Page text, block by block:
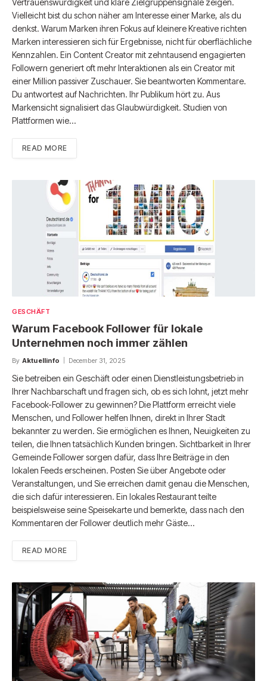
Vertrauenswürdigkeit und klare Zielgruppensignale zeigen.
Vielleicht bist du schon näher am Interesse einer Marke, als du
denkst. Warum Marken ihren Fokus auf kleinere Kreative richten
Marken interessieren sich für Ergebnisse, nicht für oberflächliche
Kennzahlen. Ein Content Creator mit zehntausend engagierten
Followern generiert oft mehr Interaktionen als ein Creator mit
einer Million passiver Zuschauer. Sie beantworten Kommentare.
Du antwortest auf Nachrichten. Ihr Publikum hört zu. Aus
Markensicht signalisiert das Glaubwürdigkeit. Studien von
Plattformen wie…
READ MORE
GESCHÄFT
Warum Facebook Follower für lokale
Unternehmen noch immer zählen
By Aktuellinfo December 31, 2025
Sie betreiben ein Geschäft oder einen Dienstleistungsbetrieb in
Ihrer Nachbarschaft und fragen sich, ob es sich lohnt, jetzt mehr
Facebook-Follower zu gewinnen? Die Plattform erreicht viele
Menschen, und Follower helfen Ihnen, direkt in Ihrer Stadt
bekannter zu werden. Sie ermöglichen es Ihnen, Neuigkeiten zu
teilen, die Ihnen tatsächlich Kunden bringen. Sichtbarkeit in Ihrer
Gemeinde Follower sorgen dafür, dass Ihre Beiträge in den
lokalen Feeds erscheinen. Posten Sie über Angebote oder
Veranstaltungen, und Sie erreichen damit genau die Menschen,
die sich dafür interessieren. Ein lokales Restaurant teilte
beispielsweise seine Speisekarte und bemerkte, dass nach den
Kommentaren der Follower deutlich mehr Gäste…
READ MORE